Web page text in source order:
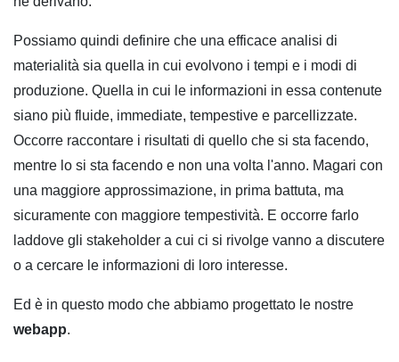
Possiamo quindi definire che una efficace analisi di
materialità sia quella in cui evolvono i tempi e i modi di
produzione. Quella in cui le informazioni in essa contenute
siano più fluide, immediate, tempestive e parcellizzate.
Occorre raccontare i risultati di quello che si sta facendo,
mentre lo si sta facendo e non una volta l'anno. Magari con
una maggiore approssimazione, in prima battuta, ma
sicuramente con maggiore tempestività. E occorre farlo
laddove gli stakeholder a cui ci si rivolge vanno a discutere
o a cercare le informazioni di loro interesse.
Ed è in questo modo che abbiamo progettato le nostre
webapp.